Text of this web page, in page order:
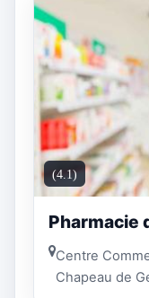
(4.1)
Pharmacie
Centre
Chapeau de